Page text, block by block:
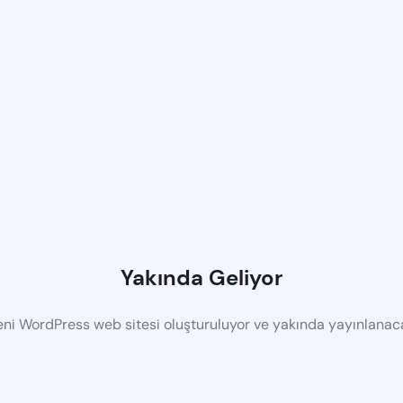
Yakında Geliyor
WordPress web sitesi oluşturuluyor ve yakında